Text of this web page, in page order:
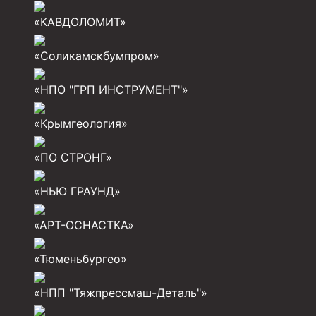
Разъединители резьбовые РР
Переводники
Краны шаровые и пробковые
Муфты ступенчатого цементирования
Пробки цементировочные
Герметизаторы устьевые
Башмаки колонные
«КАВДОЛОМИТ»
«Соликамскбумпром»
«НПО "ГРП ИНСТРУМЕНТ"»
«Крымгеология»
«ПО СТРОНГ»
«НЬЮ ГРАУНД»
«АРТ-ОСНАСТКА»
«Тюменьбургео»
«НПП "Тяжпрессмаш-Деталь"»